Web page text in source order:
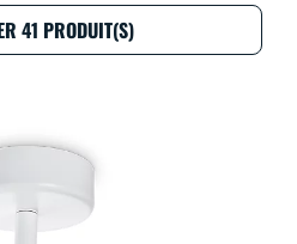
41 PRODUIT(S)